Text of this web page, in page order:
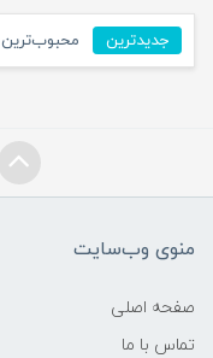
جدیدترین محبوب‌ترین
منوی وب‌سایت
صفحه اصلی
تماس با ما